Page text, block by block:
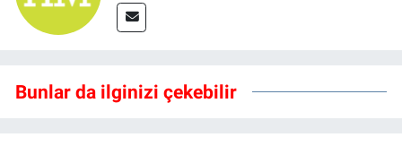
Bunlar da ilginizi çekebilir